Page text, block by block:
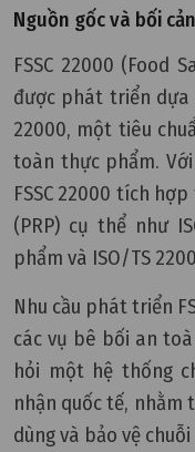
Nguồn gốc và bối
FSSC 22000 (Food
được phát triển dựa
22000, một tiêu
toàn thực phẩm.
FSSC 22000 tích
(PRP) cụ thể như
phẩm và ISO/TS
Nhu cầu phát triển
các vụ bê bối an
hỏi một hệ thống
nhận quốc tế, nhằm
dùng và bảo vệ